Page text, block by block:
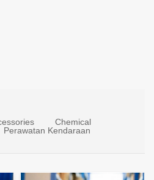
Chemical
Perawatan Kendaraan